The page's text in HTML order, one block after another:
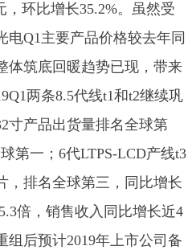
，环比增长35.2%。虽然受
Q1主要产品价格较去年同
体筑底回暖趋势已现，带来
两条8.5代线t1和t2继续巩
寸产品出货量排名全球第
第一；6代LTPS-LCD产线t3
，排名全球第三，同比增长
倍，销售收入同比增长近4
组后预计2019年上市公司备